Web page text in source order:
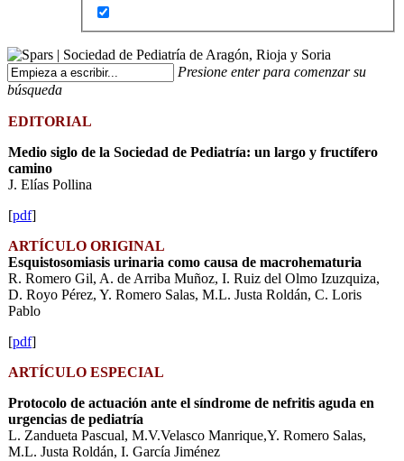
Presione enter para comenzar su
búsqueda
EDITORIAL
Medio siglo de la Sociedad de Pediatría: un largo y fructífero
camino
J. Elías Pollina
[pdf]
ARTÍCULO ORIGINAL
Esquistosomiasis urinaria como causa de macrohematuria
R. Romero Gil, A. de Arriba Muñoz, I. Ruiz del Olmo Izuzquiza,
D. Royo Pérez, Y. Romero Salas, M.L. Justa Roldán, C. Loris
Pablo
[pdf]
ARTÍCULO ESPECIAL
Protocolo de actuación ante el síndrome de nefritis aguda en
urgencias de pediatría
L. Zandueta Pascual, M.V.Velasco Manrique,Y. Romero Salas,
M.L. Justa Roldán, I. García Jiménez